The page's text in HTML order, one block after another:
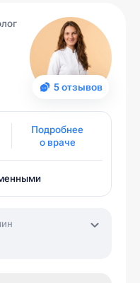
5 отзывов
Подробнее
о враче